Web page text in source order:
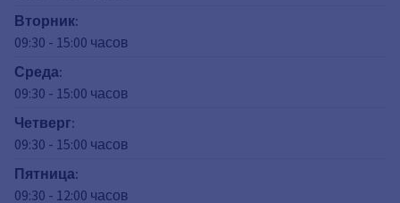
Вторник:
09:30 - 15:00 часов
Среда:
09:30 - 15:00 часов
Четверг:
09:30 - 15:00 часов
Пятница:
09:30 - 12:00 часов